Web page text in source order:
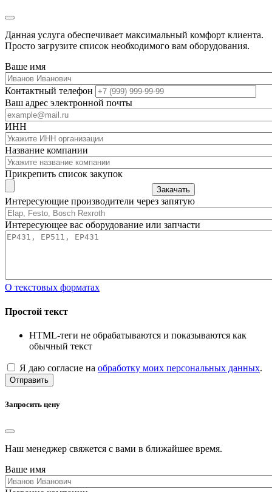
Данная услуга обеспечивает максимальный комфорт клиента.
Просто загрузите список необходимого вам оборудования.
Ваше имя
Контактный телефон
Ваш адрес электронной почты
ИНН
Название компании
Прикрепить список закупок
Закачать
Интересующие производители через запятую
Интересующее вас оборудование или запчасти
О текстовых форматах
Простой текст
HTML-теги не обрабатываются и показываются как
обычный текст
Я даю согласие на обработку моих персональных данных.
Отправить
Запросить цену
Наш менеджер свяжется с вами в ближайшее время.
Ваше имя